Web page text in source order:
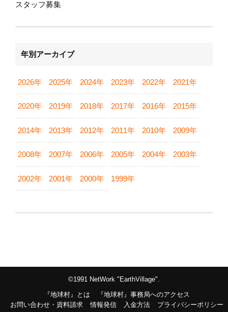
スタッフ募集
年別アーカイブ
2026年 2025年 2024年 2023年 2022年 2021年
2020年 2019年 2018年 2017年 2016年 2015年
2014年 2013年 2012年 2011年 2010年 2009年
2008年 2007年 2006年 2005年 2004年 2003年
2002年 2001年 2000年 1999年
©1991 NetWork "EarthVillage".
『地球村』とは
『地球村』事務局へのアクセス
お問い合わせ・資料請求
情報発信 入金方法 プライバシーポリシー